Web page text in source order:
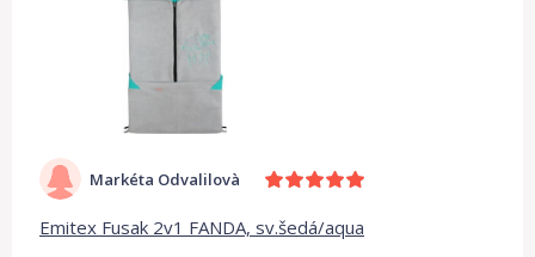
Markéta Odvalilovà
Emitex Fusak 2v1 FANDA, sv.šedá/aqua